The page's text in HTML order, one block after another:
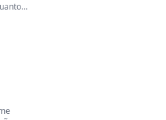
rosto.